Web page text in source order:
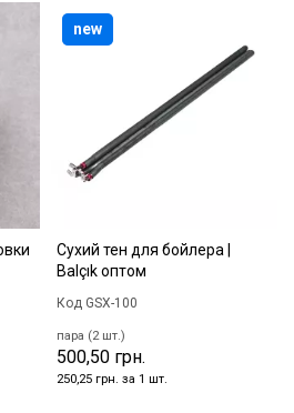
Сухий тен для бойлера |
Balçık оптом
Код GSX-100
пара (2 шт.)
500,50 грн.
250,25 грн. за 1 шт.
new